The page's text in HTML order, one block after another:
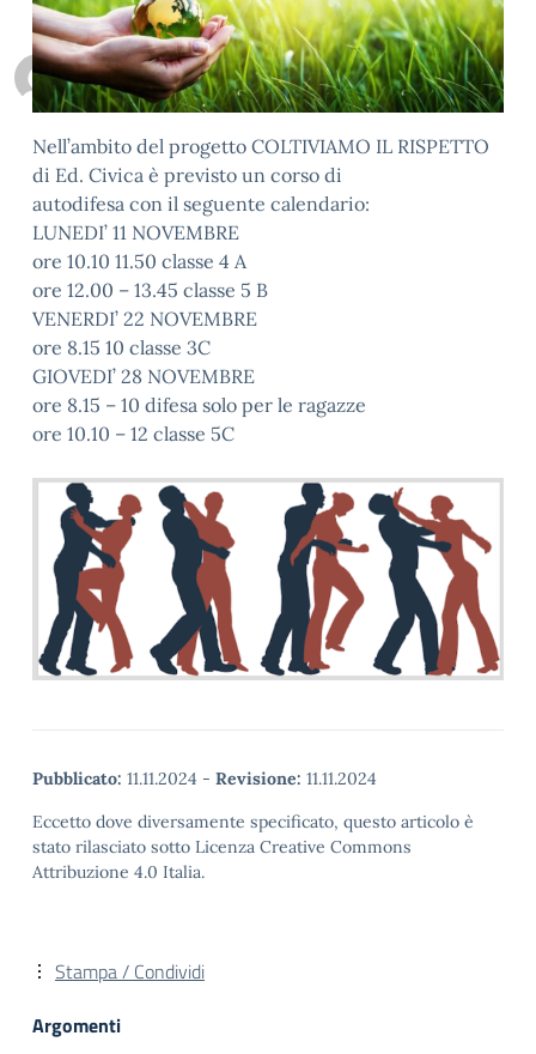
Personale scolastico 0
Nell’ambito del progetto COLTIVIAMO IL RISPETTO
di Ed. Civica è previsto un corso di
autodifesa con il seguente calendario:
LUNEDI’ 11 NOVEMBRE
ore 10.10 11.50 classe 4 A
ore 12.00 – 13.45 classe 5 B
VENERDI’ 22 NOVEMBRE
ore 8.15 10 classe 3C
GIOVEDI’ 28 NOVEMBRE
ore 8.15 – 10 difesa solo per le ragazze
ore 10.10 – 12 classe 5C
Pubblicato: 11.11.2024 - Revisione: 11.11.2024
Eccetto dove diversamente specificato, questo articolo è
stato rilasciato sotto Licenza Creative Commons
Attribuzione 4.0 Italia.
Stampa / Condividi
Argomenti